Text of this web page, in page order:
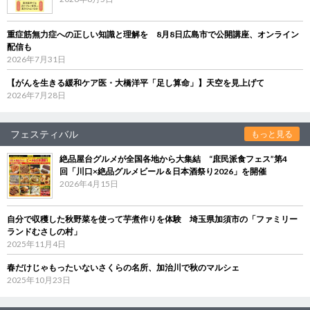
重症筋無力症への正しい知識と理解を 8月8日広島市で公開講座、オンライン
配信も
2026年7月31日
【がんを生きる緩和ケア医・大橋洋平「足し算命」】天空を見上げて
2026年7月28日
フェスティバル もっと見る
絶品屋台グルメが全国各地から大集結 “庶民派食フェス”第4
回「川口×絶品グルメビール＆日本酒祭り2026」を開催
2026年4月15日
自分で収穫した秋野菜を使って芋煮作りを体験 埼玉県加須市の「ファミリー
ランドむさしの村」
2025年11月4日
春だけじゃもったいないさくらの名所、加治川で秋のマルシェ
2025年10月23日